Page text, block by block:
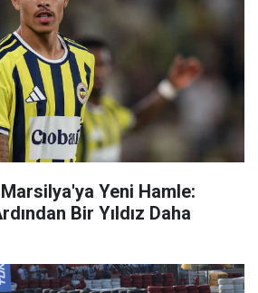
Yeni Hamle:
Bir Yıldız Daha